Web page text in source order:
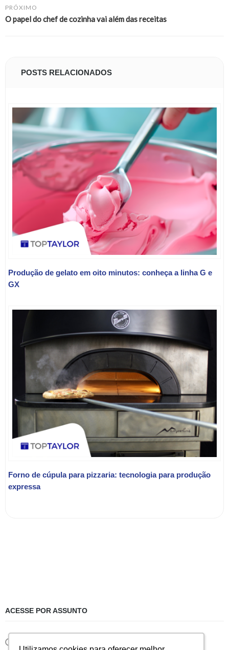
PRÓXIMO
O papel do chef de cozinha vai além das receitas
POSTS RELACIONADOS
Produção de gelato em oito minutos: conheça a linha G e
GX
Forno de cúpula para pizzaria: tecnologia para produção
expressa
ACESSE POR ASSUNTO